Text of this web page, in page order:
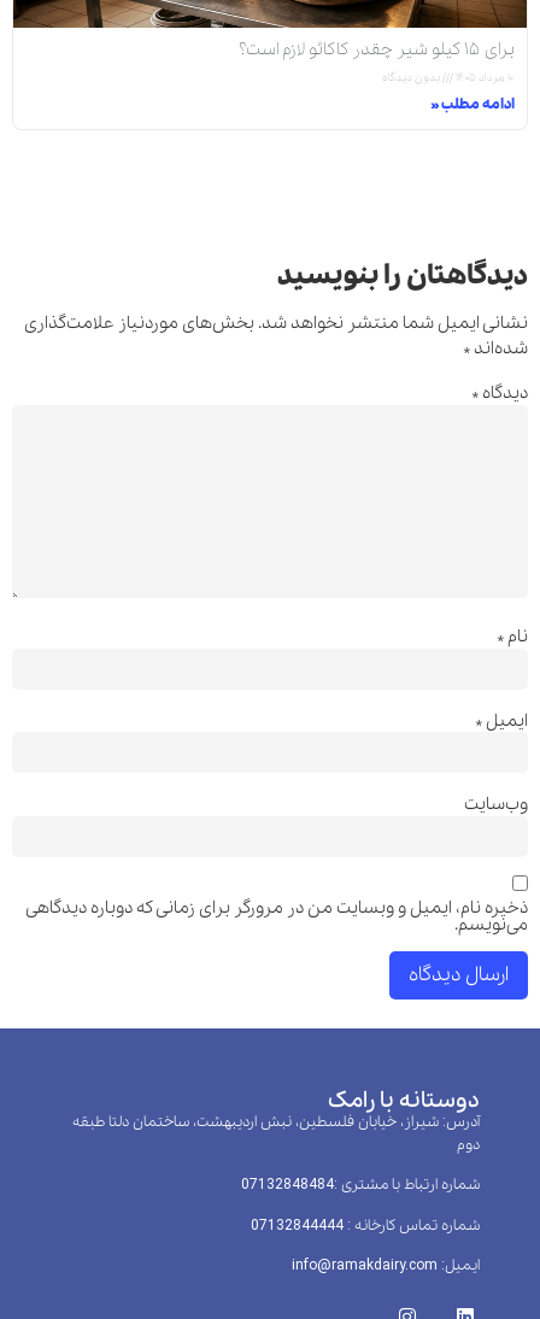
برای ۱۵ کیلو شیر چقدر کاکائو لازم است؟
۱۰ مرداد ۱۴۰۵ بدون دیدگاه
ادامه مطلب »
دیدگاهتان را بنویسید
نشانی ایمیل شما منتشر نخواهد شد. بخش‌های موردنیاز علامت‌گذاری
شده‌اند *
دیدگاه *
نام*
ایمیل*
وب‌سایت
ذخیره نام، ایمیل و وبسایت من در مرورگر برای زمانی که دوباره دیدگاهی
می‌نویسم.
دوستانه با رامک
آدرس: شیراز، خیابان فلسطین، نبش اردیبهشت، ساختمان دلتا طبقه
دوم
شماره ارتباط با مشتری :‌07132848484
شماره تماس کارخانه : 07132844444
ایمیل: info@ramakdairy.com